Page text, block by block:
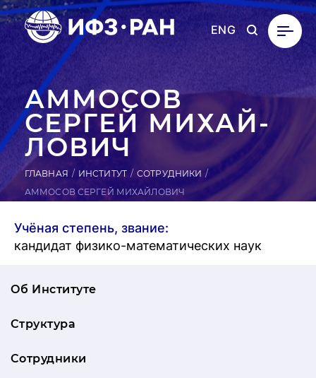
ENG
АММОСОВ
СЕРГЕЙ МИ­ХАЙ­
ЛО­ВИЧ
ГЛАВНАЯ ИНСТИТУТ
СОТРУДНИКИ
АММОСОВ СЕРГЕЙ МИХАЙЛОВИЧ
Учёная степень, звание:
кандидат физико-математических наук
Об Институте
Структура
Сотрудники